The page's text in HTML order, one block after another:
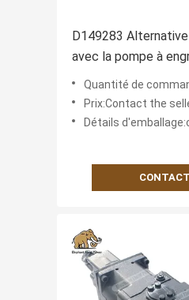
D149283
avec la pompe à
fonte Parker |
compatible
Quantité de
Prix:Contact the seller
Détails